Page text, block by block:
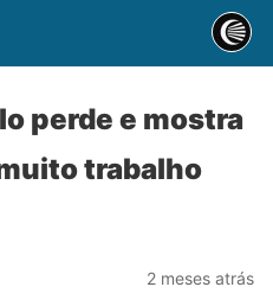
perde e mostra
trabalho
2 meses atrás